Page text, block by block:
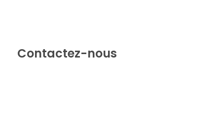
Contactez-nous